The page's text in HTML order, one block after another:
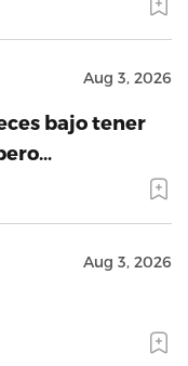
Aug 3, 2026
bajo tener
Aug 3, 2026